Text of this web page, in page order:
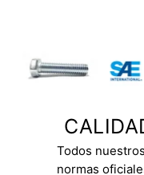
Todos
normas